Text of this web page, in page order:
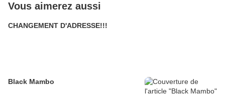
Vous aimerez aussi
CHANGEMENT D'ADRESSE!!!
Black Mambo